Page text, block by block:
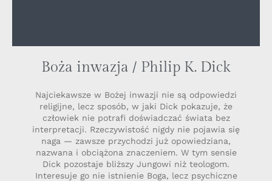
Boża inwazja / Philip K. Dick
Najciekawsze w Bożej inwazji nie są odpowiedzi
religijne, lecz sposób, w jaki Dick pokazuje, że
człowiek nie potrafi doświadczać świata bez
interpretacji. Rzeczywistość nigdy nie pojawia się
naga — zawsze przychodzi już opowiedziana,
nazwana i obciążona znaczeniem. W tym sensie
Dick pozostaje bliższy Jungowi niż teologom.
Interesuje go nie istnienie Boga, lecz psychiczne